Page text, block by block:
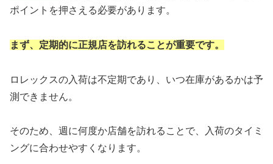
ポイントを押さえる必要があります。
まず、定期的に正規店を訪れることが重要です。
ロレックスの入荷は不定期であり、いつ在庫があるかは予
測できません。
そのため、週に何度か店舗を訪れることで、入荷のタイミ
ングに合わせやすくなります。